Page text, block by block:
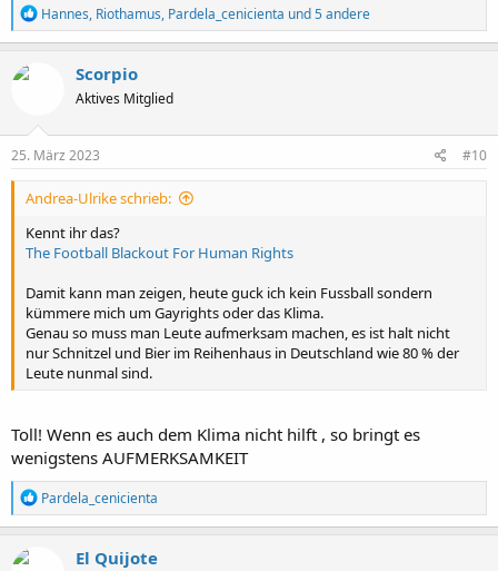
R
e
a
n
e
Hannes, Riothamus, Pardela_cenicienta und 5 andere
Scorpio
Aktives Mitglied
25. März 2023 #10
Andrea-Ulrike schrieb:
Kennt ihr das?
The Football Blackout For Human Rights
Damit kann man zeigen, heute guck ich kein Fussball sondern
kümmere mich um Gayrights oder das Klima.
Genau so muss man Leute aufmerksam machen, es ist halt nicht
nur Schnitzel und Bier im Reihenhaus in Deutschland wie 80 % der
Leute nunmal sind.
Toll! Wenn es auch dem Klima nicht hilft , so bringt es
wenigstens AUFMERKSAMKEIT
R
e
a
Pardela_cenicienta
El Quijote